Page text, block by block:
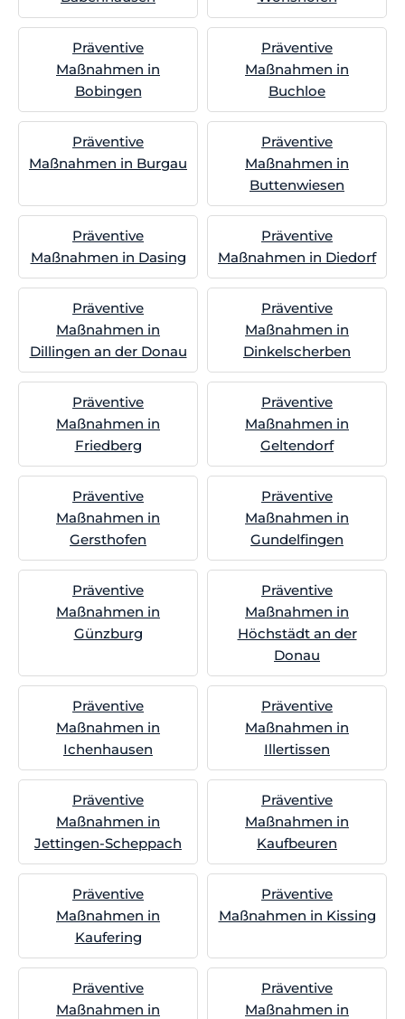
Präventive
Maßnahmen in
Bobingen
Präventive
Maßnahmen in
Buchloe
Präventive
Maßnahmen in Burgau
Präventive
Maßnahmen in
Buttenwiesen
Präventive
Maßnahmen in Dasing
Präventive
Maßnahmen in Diedorf
Präventive
Maßnahmen in
Dillingen an der Donau
Präventive
Maßnahmen in
Dinkelscherben
Präventive
Maßnahmen in
Friedberg
Präventive
Maßnahmen in
Geltendorf
Präventive
Maßnahmen in
Gersthofen
Präventive
Maßnahmen in
Gundelfingen
Präventive
Maßnahmen in
Günzburg
Präventive
Maßnahmen in
Höchstädt an der
Donau
Präventive
Maßnahmen in
Ichenhausen
Präventive
Maßnahmen in
Illertissen
Präventive
Maßnahmen in
Jettingen-Scheppach
Präventive
Maßnahmen in
Kaufbeuren
Präventive
Maßnahmen in
Kaufering
Präventive
Maßnahmen in Kissing
Präventive
Maßnahmen in
Präventive
Maßnahmen in